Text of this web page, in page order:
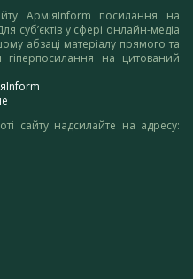
АрміяInform посилання на
суб’єктів у сфері онлайн-медіа
абзаці матеріалу прямого та
гіперпосилання на цитований
сайту надсилайте на адресу: